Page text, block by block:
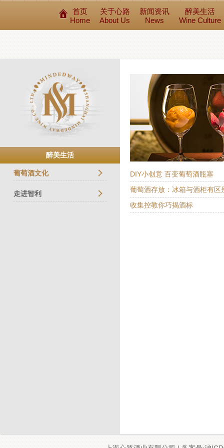
醉美生活
Wine Culture
新闻资讯
News
关于心路
About Us
首页
Home
醉美生活
葡萄酒文化
走进智利
DIY小创意 百变葡萄酒瓶塞
葡萄酒存放：冰箱与酒柜有区
收集控教你巧揭酒标